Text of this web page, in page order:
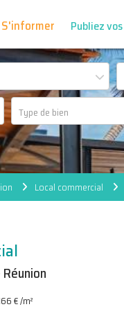
S'informer Publiez
Local commercial
€ /m²